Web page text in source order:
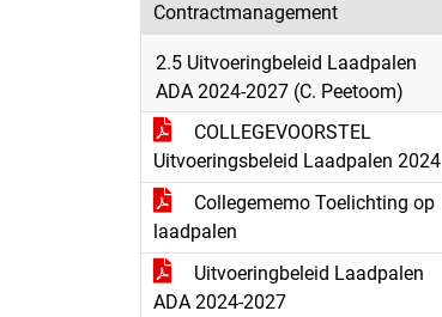
Contractmanagement
2.5 Uitvoeringbeleid Laadpalen
ADA 2024-2027 (C. Peetoom)
COLLEGEVOORSTEL
Uitvoeringsbeleid Laadpalen 2024
Collegememo Toelichting op
laadpalen
Uitvoeringbeleid Laadpalen
ADA 2024-2027